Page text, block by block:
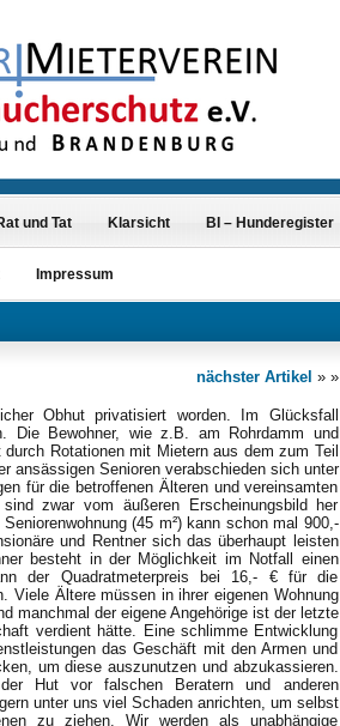
und Tat Klarsicht BI – Hunderegister
Impressum
nächster Artikel » »
Obhut privatisiert worden. Im Glücksfall
Die Bewohner, wie z.B. am Rohrdamm und
Rotationen mit Mietern aus dem zum Teil
ansässigen Senioren verabschieden sich unter
für die betroffenen Älteren und vereinsamten
zwar vom äußeren Erscheinungsbild her
(45 m²) kann schon mal 900,-
und Rentner sich das überhaupt leisten
besteht in der Möglichkeit im Notfall einen
der Quadratmeterpreis bei 16,- € für die
Viele Ältere müssen in ihrer eigenen Wohnung
manchmal der eigene Angehörige ist der letzte
verdient hätte. Eine schlimme Entwicklung
das Geschäft mit den Armen und
um diese auszunutzen und abzukassieren.
Hut vor falschen Beratern und anderen
unter uns viel Schaden anrichten, um selbst
zu ziehen. Wir werden als unabhängige